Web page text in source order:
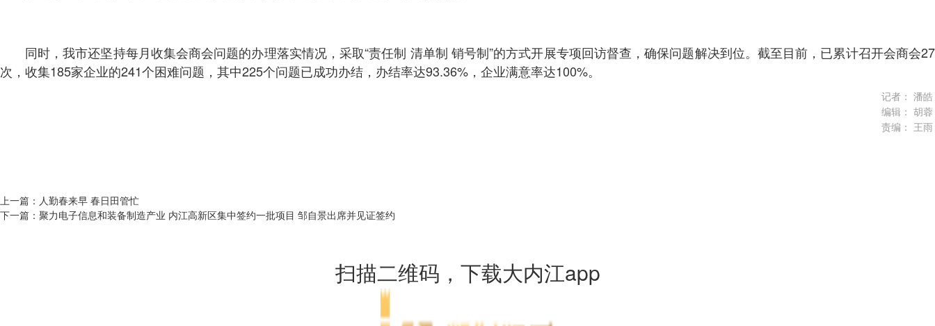
同时，我市还坚持每月收集会商会问题的办理落实情况，采取“责任制 清单制 销号制”的方式开展专项回访督查，确保问题解决到位。截至目前，已累计召开会商会27
次，收集185家企业的241个困难问题，其中225个问题已成功办结，办结率达93.36%，企业满意率达100%。
记者： 潘皓
编辑： 胡蓉
责编： 王雨
上一篇： 人勤春来早 春日田管忙
下一篇： 聚力电子信息和装备制造产业 内江高新区集中签约一批项目 邹自景出席并见证签约
扫描二维码，下载大内江app